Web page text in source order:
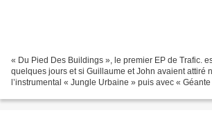
« Du Pied Des Buildings », le premier EP de Trafic.
quelques jours et si Guillaume et John avaient attiré
l’instrumental « Jungle Urbaine » puis avec «